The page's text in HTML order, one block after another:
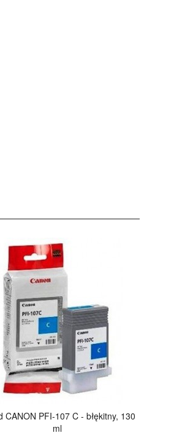
CANON PFI-107 C - błękitny, 130
ml